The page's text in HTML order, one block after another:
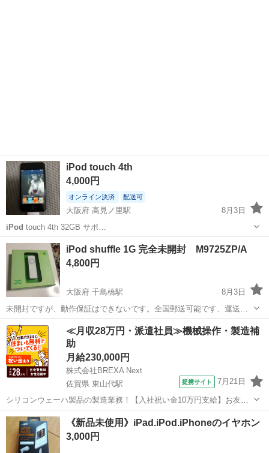
iPod touch 4th
4,000円
オンライン決済 配送可
大阪府 高見ノ里駅
8月3日
iPod touch 4th 32GB サポ…
大阪 松原市 テレビゲーム
iPod shuffle 1G 完全未開封 M9725ZP/A
4,800円
大阪府 千鳥橋駅
8月3日
未開封ですが、動作保証はできないです。全国郵送可能です、運送保
険はあります。税別価格です。
大阪 大阪市 千鳥橋駅 ポータブルプレーヤー
≪月収28万円・派遣社員≫機械操作・製造補
助
月給230,000円
株式会社BREXA Next
佐賀県 東山代駅
提携サイト 7月21日
シリコンウェーハ製品の製造業務！【入社祝い金10万円支給】お友達
やカップルとの応募OK◎年間休日129日＆休出なしでプライベート充
実♪業務はクリーンルームで快適作業◎自社正社員登用制度あり★1食
300円～の格安食堂あり！《佐...
佐賀 伊万里市 東山代駅
《新品未使用》iPad.iPod.iPhoneのイヤホン
3,000円